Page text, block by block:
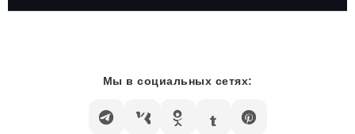
Мы в социальных сетях: